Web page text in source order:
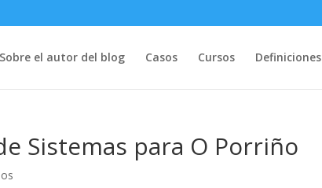
Sobre el autor del blog Casos Cursos Definiciones
Sistemas para O Porriño